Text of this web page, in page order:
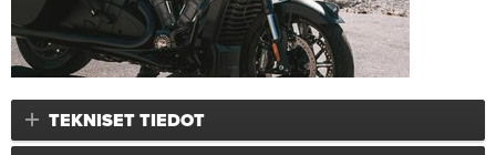
TEKNISET TIEDOT